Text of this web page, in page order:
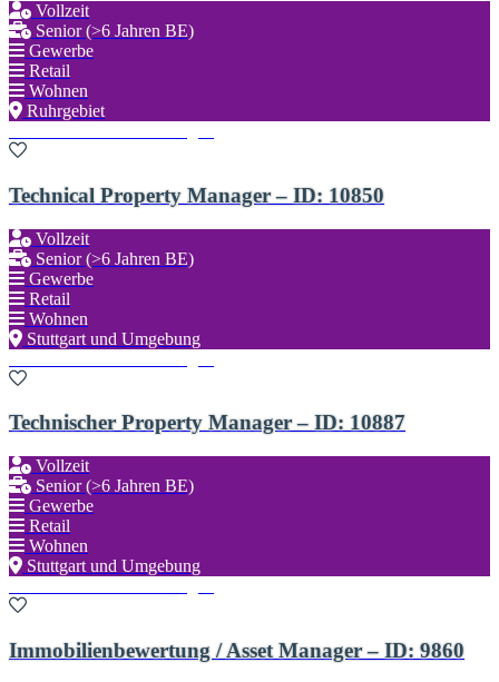
Vollzeit
Senior (>6 Jahren BE)
Gewerbe
Retail
Wohnen
Ruhrgebiet
Technical Property Manager – ID: 10850
Vollzeit
Senior (>6 Jahren BE)
Gewerbe
Retail
Wohnen
Stuttgart und Umgebung
Technischer Property Manager – ID: 10887
Vollzeit
Senior (>6 Jahren BE)
Gewerbe
Retail
Wohnen
Stuttgart und Umgebung
Immobilienbewertung / Asset Manager – ID: 9860